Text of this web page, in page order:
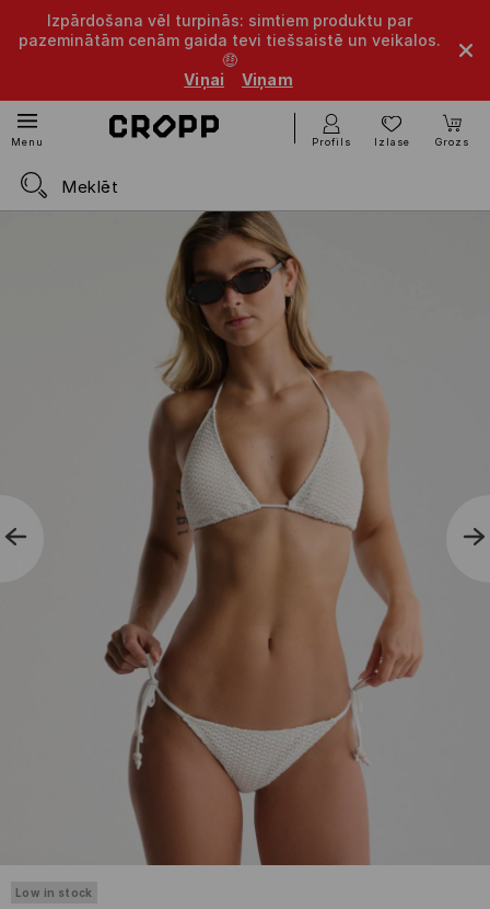
Izpārdošana vēl turpinās: simtiem produktu par
pazeminātām cenām gaida tevi tiešsaistē un veikalos.
🤑
Viņai
Viņam
Menu Profils Izlase Grozs
Low in stock